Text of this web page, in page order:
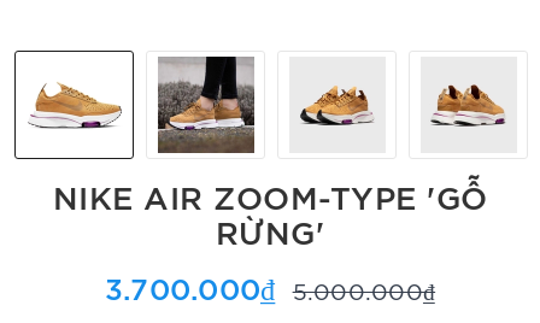
NIKE AIR ZOOM-TYPE 'GỖ
RỪNG'
3.700.000₫ 5.000.000₫